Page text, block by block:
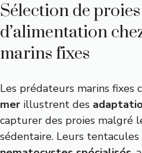
Sélection de
d’alimentation
marins fixes
Les prédateurs marins fixes
mer illustrent des
capturer des proies malgré
sédentaire. Leurs